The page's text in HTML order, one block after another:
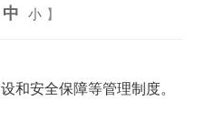
中 小 】
安全保障等管理制度。